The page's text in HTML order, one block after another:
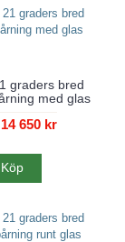
graders bred
med glas
650 kr
Köp